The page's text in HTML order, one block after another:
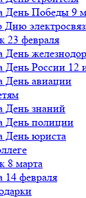
День Победы 9
Дню
23 февраля
День
День России 12
День авиации
День знаний
День полиции
День юриста
8 марта
14 февраля